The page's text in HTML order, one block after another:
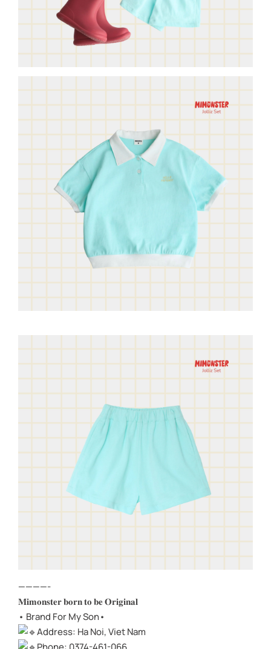
————-
𝐌𝐢𝐦𝐨𝐧𝐬𝐭𝐞𝐫 𝐛𝐨𝐫𝐧 𝐭𝐨 𝐛𝐞 𝐎𝐫𝐢𝐠𝐢𝐧𝐚𝐥
• Brand For My Son•
Address: Ha Noi, Viet Nam